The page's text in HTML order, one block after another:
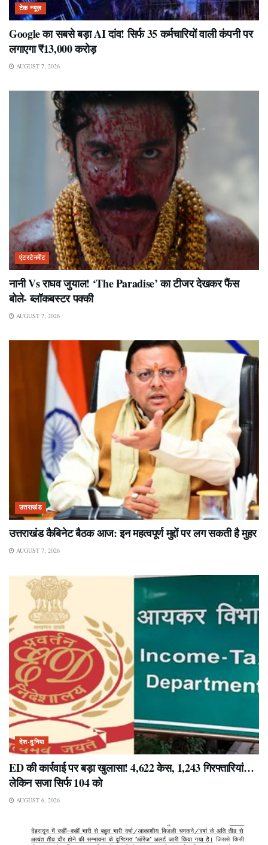
टेक न्यूज़
Google का सबसे बड़ा AI दांव! सिर्फ 35 कर्मचारियों वाली कंपनी पर
लगाएगा ₹13,000 करोड़
AUGUST 7, 2026
एंटरटेनमेंट
नानी Vs राघव जुयाल! ‘The Paradise’ का टीजर देखकर फैंस
बोले- ब्लॉकबस्टर पक्की
AUGUST 7, 2026
उत्तराखंड
उत्तराखंड कैबिनेट बैठक आज: इन महत्वपूर्ण मुद्दों पर लग सकती है मुहर
AUGUST 7, 2026
देश-दुनिया
ED की कार्रवाई पर बड़ा खुलासा! 4,622 केस, 1,243 गिरफ्तारियां…
लेकिन सजा सिर्फ 104 को
AUGUST 6, 2026